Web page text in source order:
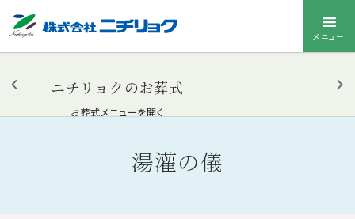
メニュー
ニチリョクのお葬式
お葬式メニューを開く
湯灌の儀